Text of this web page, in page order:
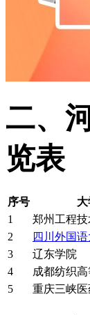
二、
览表
序号
1
郑州工程技
2
四川外国
3
辽东学院
4
成都纺织
5
重庆三峡